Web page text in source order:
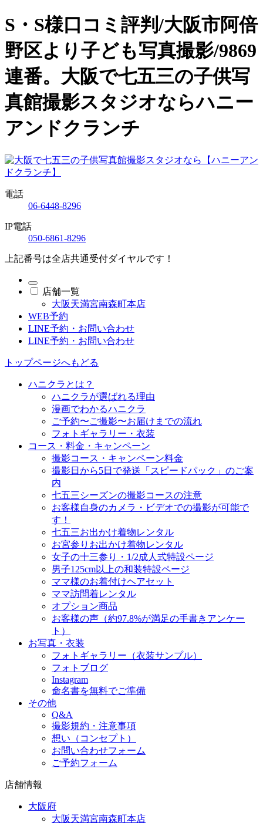
S・S様口コミ評判/大阪市阿倍
野区より子ども写真撮影/9869
連番。大阪で七五三の子供写
真館撮影スタジオならハニー
アンドクランチ
電話
06-6448-8296
IP電話
050-6861-8296
上記番号は全店共通受付ダイヤルです！
店舗一覧
大阪天満宮南森町本店
WEB予約
LINE予約・お問い合わせ
LINE予約・お問い合わせ
トップページへもどる
ハニクラとは？
ハニクラが選ばれる理由
漫画でわかるハニクラ
ご予約〜ご撮影〜お届けまでの流れ
フォトギャラリー・衣装
コース・料金・キャンペーン
撮影コース・キャンペーン料金
撮影日から5日で発送「スピードパック」のご案
内
七五三シーズンの撮影コースの注意
お客様自身のカメラ・ビデオでの撮影が可能で
す！
七五三お出かけ着物レンタル
お宮参りお出かけ着物レンタル
女子の十三参り・1/2成人式特設ページ
男子125cm以上の和装特設ページ
ママ様のお着付けヘアセット
ママ訪問着レンタル
オプション商品
お客様の声（約97.8%が満足の手書きアンケー
ト）
お写真・衣装
フォトギャラリー（衣装サンプル）
フォトブログ
Instagram
命名書を無料でご準備
その他
Q&A
撮影規約・注意事項
想い（コンセプト）
お問い合わせフォーム
ご予約フォーム
店舗情報
大阪府
大阪天満宮南森町本店